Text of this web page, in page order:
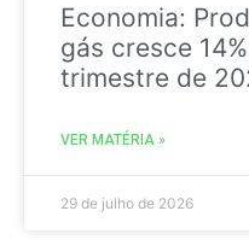
Economia:
gás cresce
trimestre de
VER MATÉRIA »
29 de julho de 2026